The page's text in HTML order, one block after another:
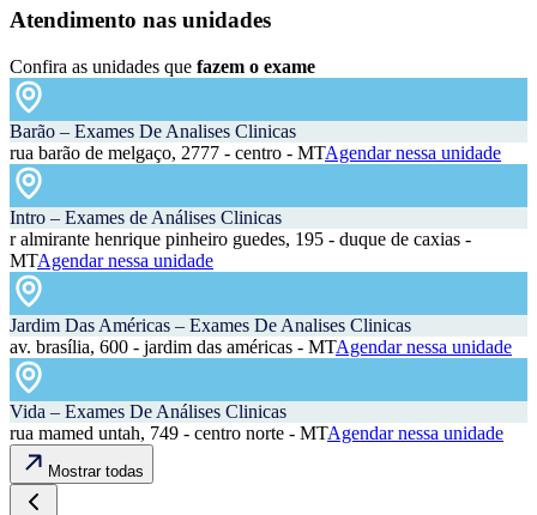
Atendimento nas unidades
Confira as unidades que fazem o exame
Barão – Exames De Analises Clinicas
rua barão de melgaço, 2777 - centro - MTAgendar nessa unidade
Intro – Exames de Análises Clinicas
r almirante henrique pinheiro guedes, 195 - duque de caxias -
MTAgendar nessa unidade
Jardim Das Américas – Exames De Analises Clinicas
av. brasília, 600 - jardim das américas - MTAgendar nessa unidade
Vida – Exames De Análises Clinicas
rua mamed untah, 749 - centro norte - MTAgendar nessa unidade
Mostrar todas